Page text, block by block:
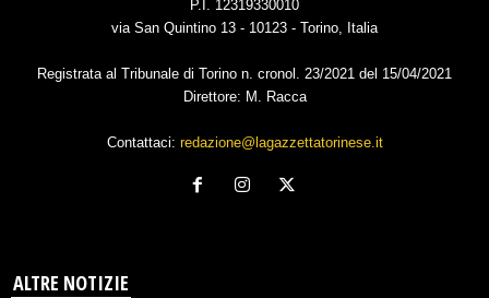
P.I. 12319330010
via San Quintino 13 - 10123 - Torino, Italia
Registrata al Tribunale di Torino n. cronol. 23/2021 del 15/04/2021
Direttore: M. Racca
Contattaci: redazione@lagazzettatorinese.it
ALTRE NOTIZIE